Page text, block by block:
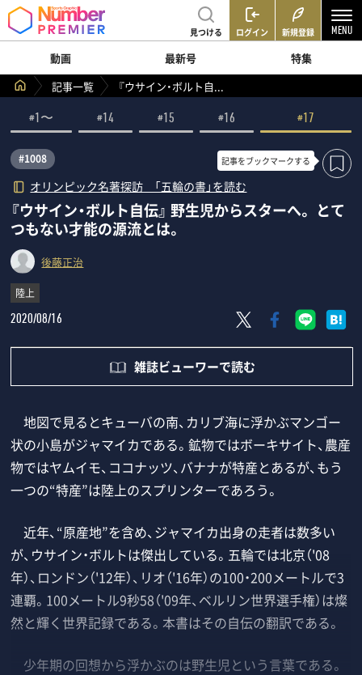
見つける ログイン 新規登録
動画 最新号
特集
記事一覧
『ウサイン・ボルト自...
#1〜 #14 #15 #16 #17
#1008
オリンピック名著探訪 「五輪の書」を読む
記事をブックマークする
『ウサイン・ボルト自伝』 野生児からスターへ。 とて
つもない才能の源流とは。
後藤正治
陸上
2020/08/16
雑誌ビューワーで読む
地図で見るとキューバの南、カリブ海に浮かぶマンゴー
状の小島がジャマイカである。鉱物ではボーキサイト、農産
物ではヤムイモ、ココナッツ、バナナが特産とあるが、もう
一つの“特産”は陸上のスプリンターであろう。
近年、“原産地”を含め、ジャマイカ出身の走者は数多い
が、ウサイン・ボルトは傑出している。五輪では北京（'08
年）、ロンドン（'12年）、リオ（'16年）の100・200メートルで3
連覇。100メートル9秒58（'09年、ベルリン世界選手権）は燦
然と輝く世界記録である。本書はその自伝の翻訳である。
少年期の回想から浮かぶのは野生児という言葉である。